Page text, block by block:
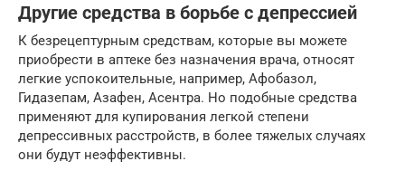
Другие средства в борьбе с депрессией
К безрецептурным средствам, которые вы можете
приобрести в аптеке без назначения врача, относят
легкие успокоительные, например, Афобазол,
Гидазепам, Азафен, Асентра. Но подобные средства
применяют для купирования легкой степени
депрессивных расстройств, в более тяжелых случаях
они будут неэффективны.